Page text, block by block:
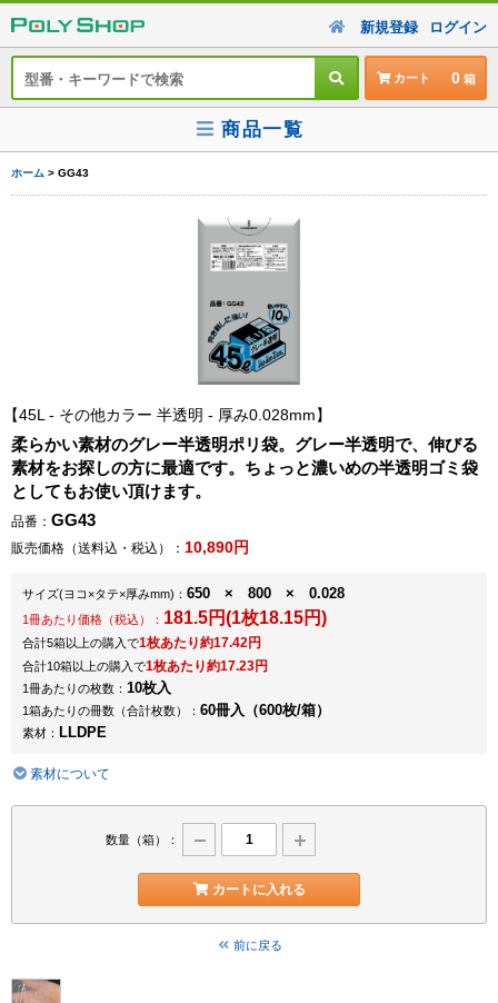
新規登録 ログイン
カート 0
商品一覧
ホーム > GG43
45L - その他カラー 半透明 - 厚み0.028mm
柔らかい素材のグレー半透明ポリ袋。グレー半透明で、伸びる
素材をお探しの方に最適です。ちょっと濃いめの半透明ゴミ袋
としてもお使い頂けます。
品番： GG43
販売価格（送料込・税込）： 10,890円
サイズ(ヨコ×タテ×厚みmm) ： 650 × 800 × 0.028
1冊あたり価格（税込）： 181.5円(1枚18.15円)
合計5箱以上の購入で1枚あたり約17.42円
合計10箱以上の購入で1枚あたり約17.23円
1冊あたりの枚数： 10枚入
1箱あたりの冊数（合計枚数）： 60冊入（600枚/箱）
素材： LLDPE
素材について
数量（箱）：
カートに入れる
前に戻る